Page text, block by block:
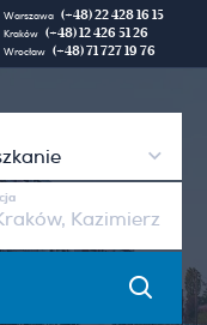
Warszawa (+48) 22 428 16 15
Kraków (+48) 12 426 51 26
Wrocław (+48) 71 727 19 76